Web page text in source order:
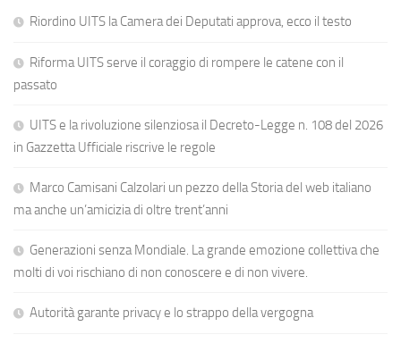
Riordino UITS la Camera dei Deputati approva, ecco il testo
Riforma UITS serve il coraggio di rompere le catene con il
passato
UITS e la rivoluzione silenziosa il Decreto-Legge n. 108 del 2026
in Gazzetta Ufficiale riscrive le regole
Marco Camisani Calzolari un pezzo della Storia del web italiano
ma anche un’amicizia di oltre trent’anni
Generazioni senza Mondiale. La grande emozione collettiva che
molti di voi rischiano di non conoscere e di non vivere.
Autorità garante privacy e lo strappo della vergogna